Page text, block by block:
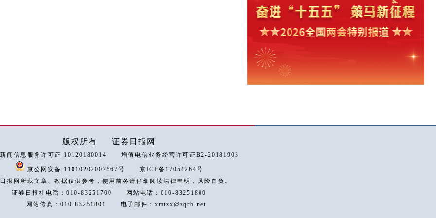
版权所有 证券日报网
闻信息服务许可证 10120180014 增值电信业务经营许可证B2-20181903
京公网安备 11010202007567号
京ICP备17054264号
报网所载文章、数据仅供参考，使用前务请仔细阅读法律申明，风险自负。
证券日报社电话：010-83251700
网站电话：010-83251800
网站传真：010-83251801
电子邮件：xmtzx@zqrb.net